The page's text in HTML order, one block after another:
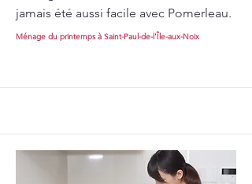
jamais été aussi facile avec Pomerleau.
Ménage du printemps à Saint-Paul-de-l'Île-aux-Noix